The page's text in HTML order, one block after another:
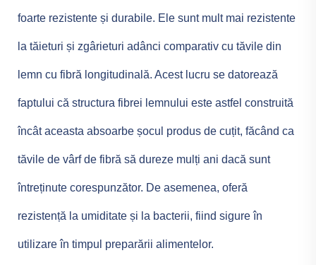
foarte rezistente și durabile. Ele sunt mult mai rezistente
la tăieturi și zgârieturi adânci comparativ cu tăvile din
lemn cu fibră longitudinală. Acest lucru se datorează
faptului că structura fibrei lemnului este astfel construită
încât aceasta absoarbe șocul produs de cuțit, făcând ca
tăvile de vârf de fibră să dureze mulți ani dacă sunt
întreținute corespunzător. De asemenea, oferă
rezistență la umiditate și la bacterii, fiind sigure în
utilizare în timpul preparării alimentelor.